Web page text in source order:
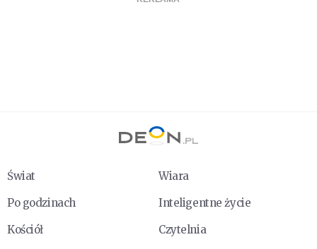
Świat
Wiara
Po godzinach
Inteligentne życie
Kościół
Czytelnia